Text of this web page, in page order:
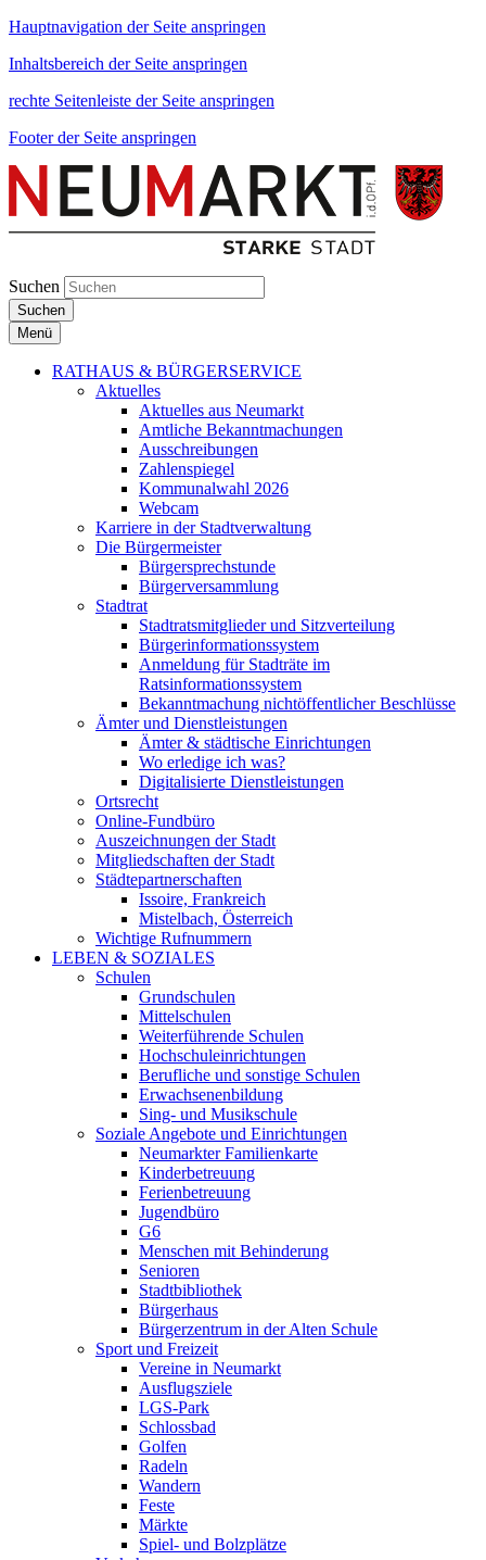
Hauptnavigation der Seite anspringen
Inhaltsbereich der Seite anspringen
rechte Seitenleiste der Seite anspringen
Footer der Seite anspringen
Suchen
Suchen
Menü
RATHAUS & BÜRGERSERVICE
Aktuelles
Aktuelles aus Neumarkt
Amtliche Bekanntmachungen
Ausschreibungen
Zahlenspiegel
Kommunalwahl 2026
Webcam
Karriere in der Stadtverwaltung
Die Bürgermeister
Bürgersprechstunde
Bürgerversammlung
Stadtrat
Stadtratsmitglieder und Sitzverteilung
Bürgerinformationssystem
Anmeldung für Stadträte im
Ratsinformationssystem
Bekanntmachung nichtöffentlicher Beschlüsse
Ämter und Dienstleistungen
Ämter & städtische Einrichtungen
Wo erledige ich was?
Digitalisierte Dienstleistungen
Ortsrecht
Online-Fundbüro
Auszeichnungen der Stadt
Mitgliedschaften der Stadt
Städtepartnerschaften
Issoire, Frankreich
Mistelbach, Österreich
Wichtige Rufnummern
LEBEN & SOZIALES
Schulen
Grundschulen
Mittelschulen
Weiterführende Schulen
Hochschuleinrichtungen
Berufliche und sonstige Schulen
Erwachsenenbildung
Sing- und Musikschule
Soziale Angebote und Einrichtungen
Neumarkter Familienkarte
Kinderbetreuung
Ferienbetreuung
Jugendbüro
G6
Menschen mit Behinderung
Senioren
Stadtbibliothek
Bürgerhaus
Bürgerzentrum in der Alten Schule
Sport und Freizeit
Vereine in Neumarkt
Ausflugsziele
LGS-Park
Schlossbad
Golfen
Radeln
Wandern
Feste
Märkte
Spiel- und Bolzplätze